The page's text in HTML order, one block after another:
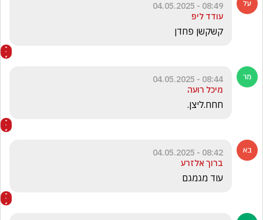
08:49 - 04.05.2025
עודד ליפ
קשקשן פחדן
08:44 - 04.05.2025
מיכל רועה
חחח.ליצן.
08:42 - 04.05.2025
ברוך אלזרע
עוד מגמגם